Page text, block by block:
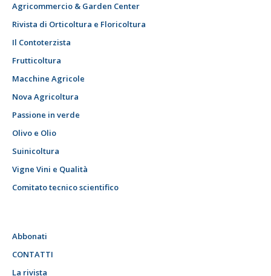
Agricommercio & Garden Center
Rivista di Orticoltura e Floricoltura
Il Contoterzista
Frutticoltura
Macchine Agricole
Nova Agricoltura
Passione in verde
Olivo e Olio
Suinicoltura
Vigne Vini e Qualità
Comitato tecnico scientifico
Abbonati
CONTATTI
La rivista